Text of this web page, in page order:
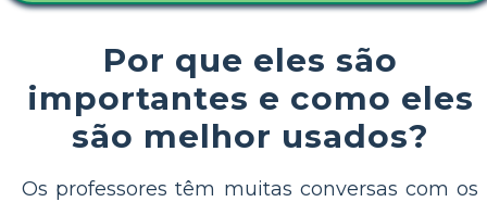
Por que eles são
importantes e como eles
são melhor usados?
Os professores têm muitas conversas com os